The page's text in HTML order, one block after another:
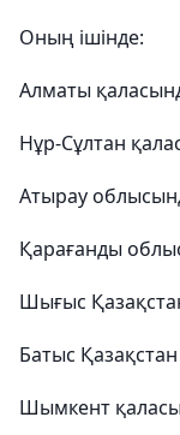
Оның ішінде:
Алматы
Нұр-Сұлтан
Атырау
Қарағанды
Шығыс
Батыс
Шымкент